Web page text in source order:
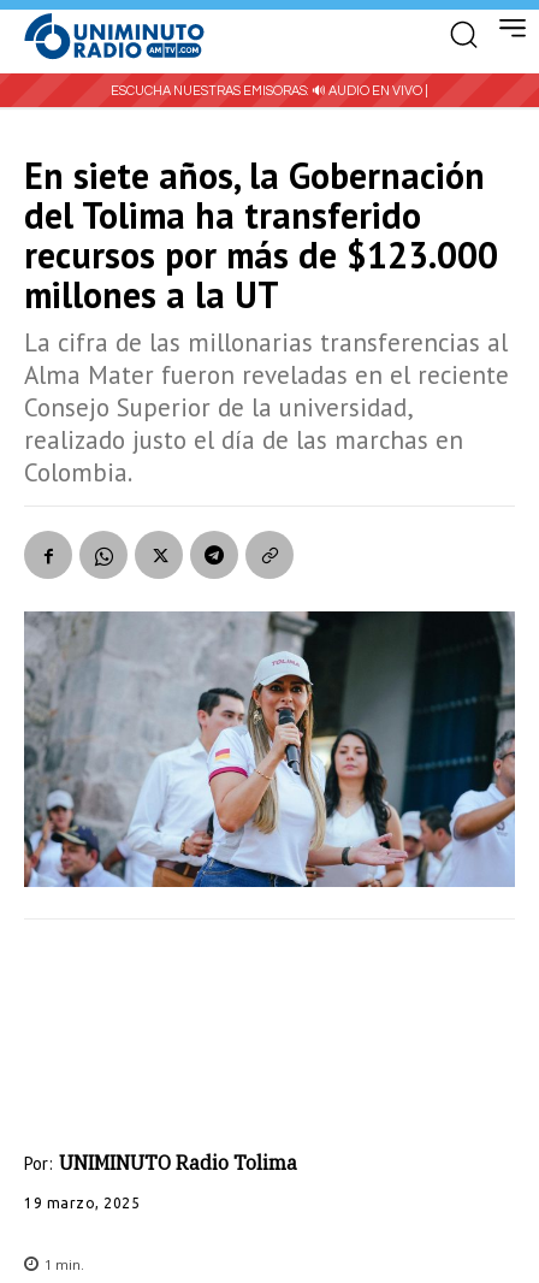
ESCUCHA NUESTRAS EMISORAS: 🔊 AUDIO EN VIVO |
En siete años, la Gobernación
del Tolima ha transferido
recursos por más de $123.000
millones a la UT
La cifra de las millonarias transferencias al
Alma Mater fueron reveladas en el reciente
Consejo Superior de la universidad,
realizado justo el día de las marchas en
Colombia.
Por: UNIMINUTO Radio Tolima
19 marzo, 2025
1 min.